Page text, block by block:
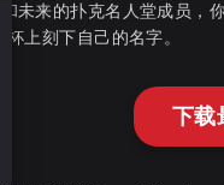
未来的扑克名人堂成员，
上刻下自己的名字。
下载